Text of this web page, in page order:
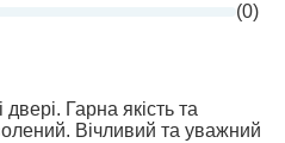
(0)
Гарна якість та
Вічливий та уважний